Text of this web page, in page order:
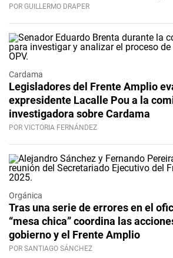
POR GUILLERMO DRAPER
Cardama
Legisladores del Frente Amplio
expresidente Lacalle Pou a la
investigadora sobre Cardama
POR VICTORIA FERNÁNDEZ
Orgánica
Tras una serie de errores en el
“mesa chica” coordina las
gobierno y el Frente Amplio
POR SANTIAGO SÁNCHEZ